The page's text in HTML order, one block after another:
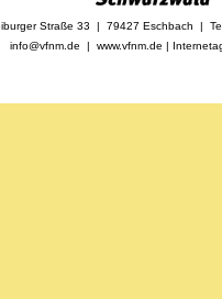
Straße 33 | 79427 Eschbach |
info@vfnm.de | www.vfnm.de |